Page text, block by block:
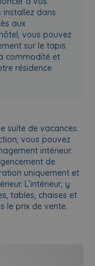
installez dans
aux
vous pouvez
sur le tapis
commodité et
résidence
suite de vacances.
vous pouvez
intérieur.
de
uniquement et
L’intérieur, y
tables, chaises et
le prix de vente.